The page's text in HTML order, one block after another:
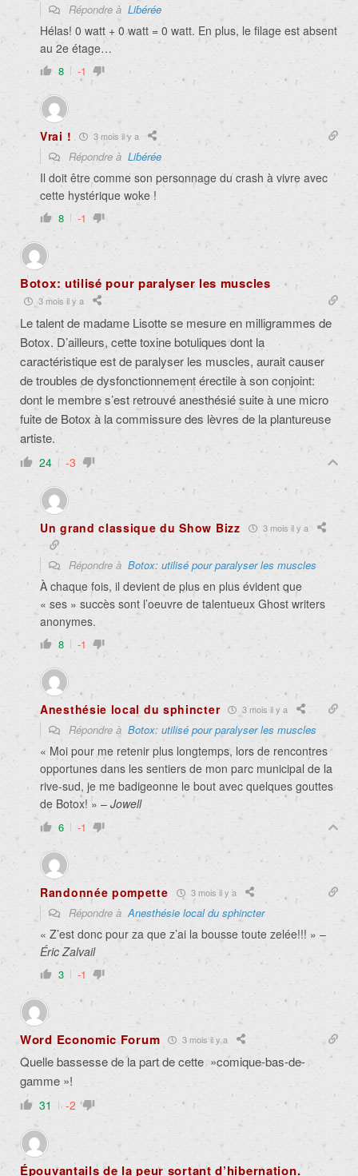
Répondre à Liɓérée
Hélas! 0 watt + 0 watt = 0 watt. En plus, le filage est absent
au 2e étage…
8 -1
Vrai ! 3 mois il y a
Répondre à Liɓérée
Il doit être comme son personnage du crash à vivre avec
cette hystérique woke !
8 -1
Botox: utilisé pour paralyser les muscles
3 mois il y a
Le talent de madame Lisotte se mesure en milligrammes de
Botox. D’ailleurs, cette toxine botuliques dont la
caractéristique est de paralyser les muscles, aurait causer
de troubles de dysfonctionnement érectile à son conjoint:
dont le membre s’est retrouvé anesthésié suite à une micro
fuite de Botox à la commissure des lèvres de la plantureuse
artiste.
24 -3
Un grand classique du Show Bizz 3 mois il y a
Répondre à Botox: utilisé pour paralyser les muscles
À chaque fois, il devient de plus en plus évident que
« ses » succès sont l’oeuvre de talentueux Ghost writers
anonymes.
8 -1
Anesthésie local du sphincter 3 mois il y a
Répondre à Botox: utilisé pour paralyser les muscles
« Moi pour me retenir plus longtemps, lors de rencontres
opportunes dans les sentiers de mon parc municipal de la
rive-sud, je me badigeonne le bout avec quelques gouttes
de Botox! » – Jowell
6 -1
Randonnée pompette 3 mois il y a
Répondre àAnesthésie local du sphincter
« Z’est donc pour za que z’ai la bousse toute zelée!!! » –
Éric Zalvail
3 -1
Word Economic Forum 3 mois il y a
Quelle bassesse de la part de cette »comique-bas-de-
gamme »!
31 -2
Épouvantails de la peur sortant d’hibernation.